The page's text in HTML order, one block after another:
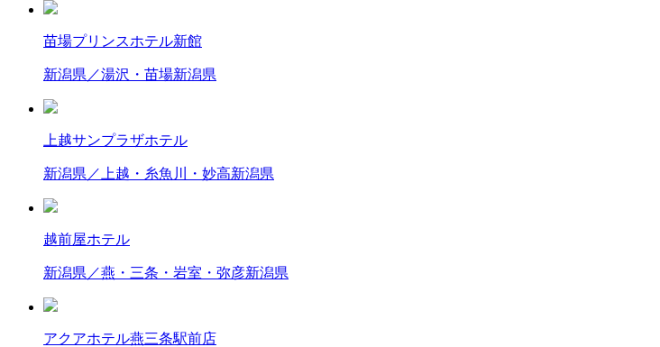
苗場プリンスホテル新館
新潟県／湯沢・苗場新潟県
上越サンプラザホテル
新潟県／上越・糸魚川・妙高新潟県
越前屋ホテル
新潟県／燕・三条・岩室・弥彦新潟県
アクアホテル燕三条駅前店